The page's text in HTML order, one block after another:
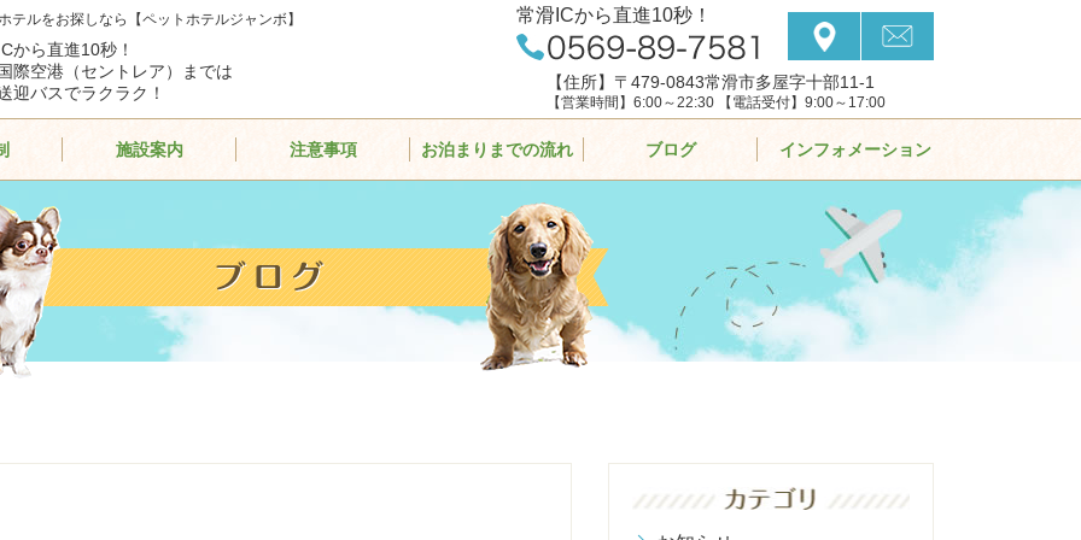
ルをお探しなら【ペットホテルジャンボ】
から直進10秒！
際空港（セントレア）までは
迎バスでラクラク！
常滑ICから直進10秒！
【住所】〒479-0843常滑市多屋字十部11-1
【営業時間】6:00～22:30 【電話受付】9:00～17:00
施設案内 注意事項 お泊まりまでの流れ ブログ インフォメーション